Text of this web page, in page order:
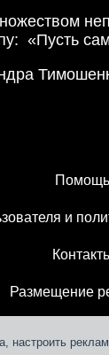
«Пусть
Помощь
и
Размещение